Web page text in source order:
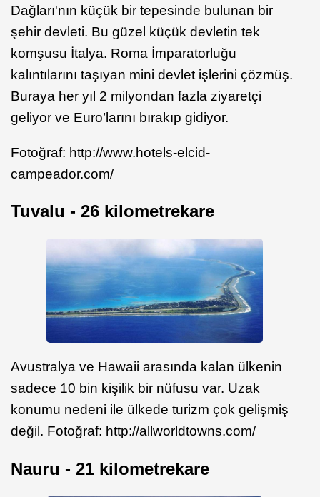
Dağları'nın küçük bir tepesinde bulunan bir
şehir devleti. Bu güzel küçük devletin tek
komşusu İtalya. Roma İmparatorluğu
kalıntılarını taşıyan mini devlet işlerini çözmüş.
Buraya her yıl 2 milyondan fazla ziyaretçi
geliyor ve Euro’larını bırakıp gidiyor.
Fotoğraf: http://www.hotels-elcid-
campeador.com/
Tuvalu - 26 kilometrekare
Avustralya ve Hawaii arasında kalan ülkenin
sadece 10 bin kişilik bir nüfusu var. Uzak
konumu nedeni ile ülkede turizm çok gelişmiş
değil. Fotoğraf: http://allworldtowns.com/
Nauru - 21 kilometrekare